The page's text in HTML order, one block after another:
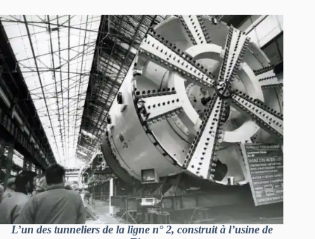
L’un des tunneliers de la ligne n° 2, construit à l’usine de